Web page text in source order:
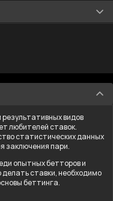
видов
любителей ставок.
статистических данных
заключения пари.
опытных бетторов и
ставки, необходимо
беттинга.